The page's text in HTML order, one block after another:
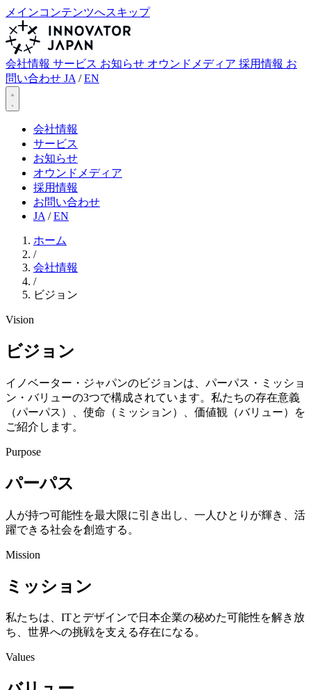
メインコンテンツへスキップ
会社情報 サービス お知らせ オウンドメディア 採用情報 お
問い合わせ JA / EN
会社情報
サービス
お知らせ
オウンドメディア
採用情報
お問い合わせ
JA / EN
ホーム
/
会社情報
/
ビジョン
Vision
ビジョン
イノベーター・ジャパンのビジョンは、パーパス・ミッショ
ン・バリューの3つで構成されています。私たちの存在意義
（パーパス）、使命（ミッション）、価値観（バリュー）を
ご紹介します。
Purpose
パーパス
人が持つ可能性を最大限に引き出し、一人ひとりが輝き、活
躍できる社会を創造する。
Mission
ミッション
私たちは、ITとデザインで日本企業の秘めた可能性を解き放
ち、世界への挑戦を支える存在になる。
Values